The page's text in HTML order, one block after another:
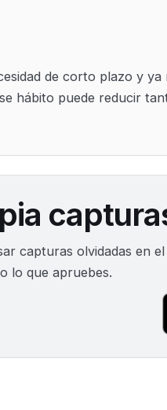
de corto plazo y
hábito puede reducir
capturas olvidadas en
lo que apruebes.